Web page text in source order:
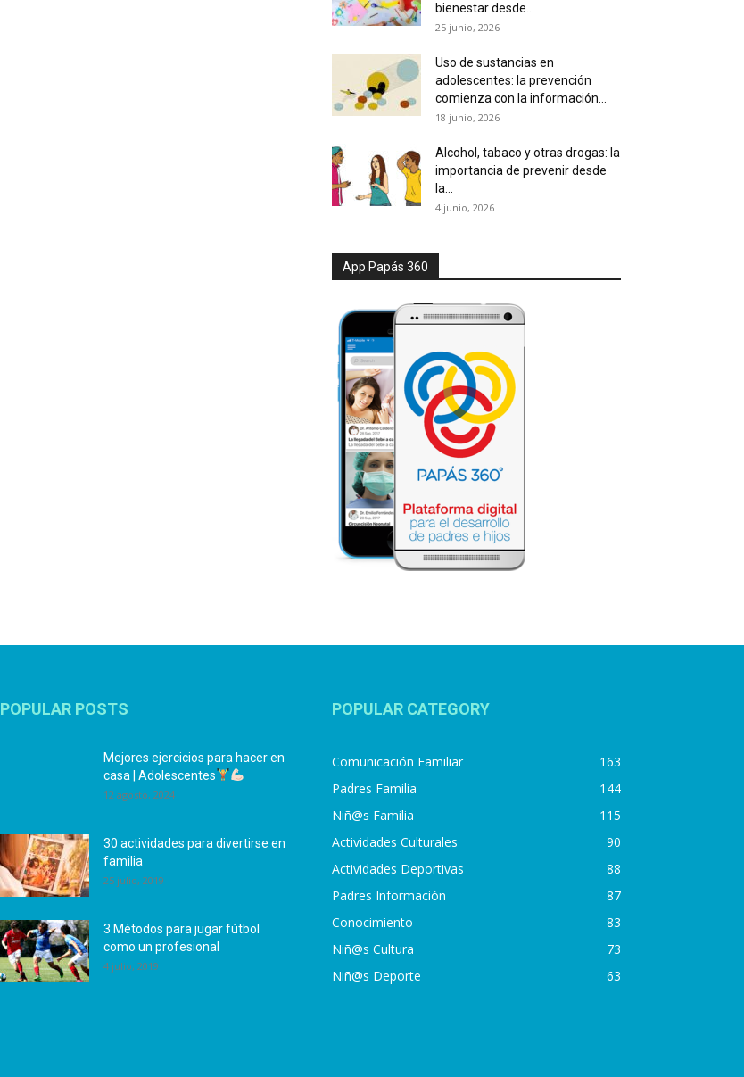
bienestar desde...
25 junio, 2026
Uso de sustancias en
adolescentes: la prevención
comienza con la información...
18 junio, 2026
Alcohol, tabaco y otras drogas: la
importancia de prevenir desde
la...
4 junio, 2026
App Papás 360
POPULAR POSTS
Mejores ejercicios para hacer en
casa | Adolescentes
12 agosto, 2024
30 actividades para divertirse en
familia
25 julio, 2019
3 Métodos para jugar fútbol
como un profesional
4 julio, 2019
POPULAR CATEGORY
Comunicación Familiar
163
Padres Familia
144
Niñ@s Familia
115
Actividades Culturales
90
Actividades Deportivas
88
Padres Información
87
Conocimiento
83
Niñ@s Cultura
73
Niñ@s Deporte
63